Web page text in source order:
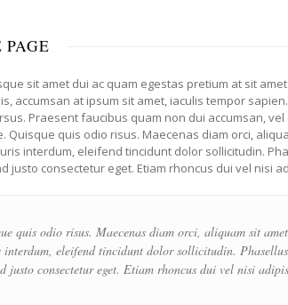
sit amet dui ac quam egestas pretium at sit
accumsan at ipsum sit amet, iaculis tempor
Praesent faucibus quam non dui accumsan,
Quisque quis odio risus. Maecenas diam orci,
interdum, eleifend tincidunt dolor sollicitudin.
justo consectetur eget. Etiam rhoncus dui vel nisi
quis odio risus. Maecenas diam orci, aliquam sit
interdum, eleifend tincidunt dolor sollicitudin.
justo consectetur eget. Etiam rhoncus dui vel nisi